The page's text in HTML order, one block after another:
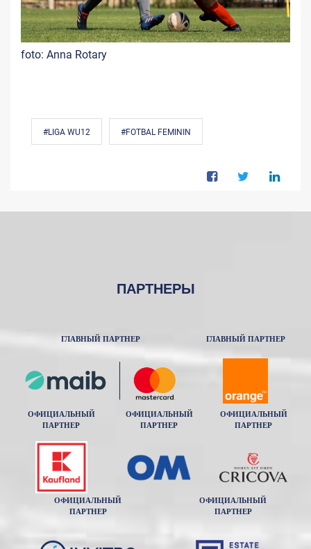
foto: Anna Rotary
#LIGA WU12 #FOTBAL FEMININ
ПАРТНЕРЫ
ГЛАВНЫЙ ПАРТНЕР ГЛАВНЫЙ ПАРТНЕР
ОФИЦИАЛЬНЫЙ
ПАРТНЕР
ОФИЦИАЛЬНЫЙ
ПАРТНЕР
ОФИЦИАЛЬНЫЙ
ПАРТНЕР
ОФИЦИАЛЬНЫЙ
ПАРТНЕР
ОФИЦИАЛЬНЫЙ
ПАРТНЕР